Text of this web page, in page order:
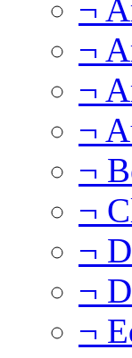
¬
¬
¬
¬
¬
¬
¬
¬
¬